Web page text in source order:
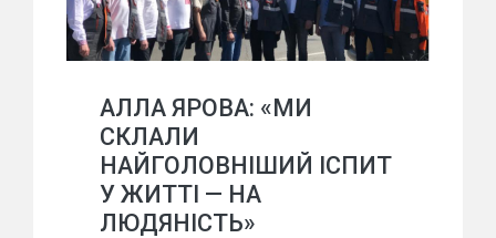
АЛЛА ЯРОВА: «МИ
СКЛАЛИ
НАЙГОЛОВНІШИЙ ІСПИТ
У ЖИТТІ — НА
ЛЮДЯНІСТЬ»